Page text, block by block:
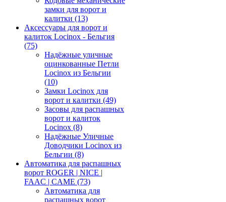
замки для ворот и
калитки (13)
Аксессуары для ворот и
калиток Locinox - Бельгия
(75)
Надёжные уличные
оцинкованные Петли
Locinox из Бельгии
(10)
Замки Locinox для
ворот и калитки (49)
Засовы для распашных
ворот и калиток
Locinox (8)
Надёжные Уличные
Доводчики Locinox из
Бельгии (8)
Автоматика для распашных
ворот ROGER | NICE |
FAAC | CAME (73)
Автоматика для
распашных ворот